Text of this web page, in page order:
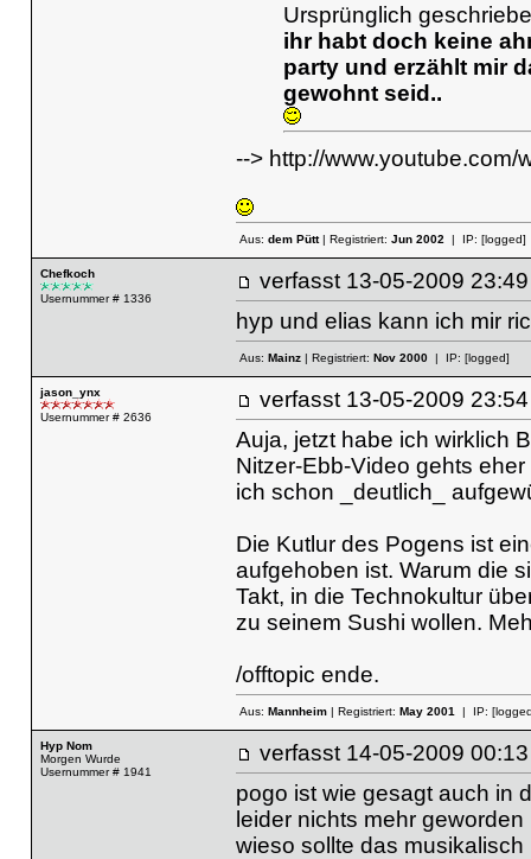
Ursprünglich
ihr habt doch keine
party und erzählt mir
gewohnt seid..
--> http://
Aus: dem Pütt| Registriert: Jun 2002| IP: [logged]
Chefkoch
Usernummer # 1336
verfasst 13-05-2009
hyp und elias kann ich mir
Aus: Mainz| Registriert: Nov 2000| IP: [logged]
jason_ynx
Usernummer # 2636
verfasst 13-05-2009
Auja, jetzt habe ich wirklich
Nitzer-Ebb-Video gehts
ich schon _deutlich_
Die Kutlur des Pogens ist
aufgehoben ist. Warum die
Takt, in die Technokultur
zu seinem Sushi wollen.
/offtopic ende.
Aus: Mannheim| Registriert: May 2001| IP:
Hyp Nom
Morgen Wurde
Usernummer # 1941
verfasst 14-05-2009
pogo ist wie gesagt auch in
leider nichts mehr
wieso sollte das